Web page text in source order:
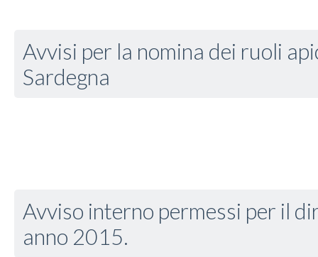
Avvisi per la nomina dei ruoli
Sardegna
Avviso interno permessi per il
anno 2015.